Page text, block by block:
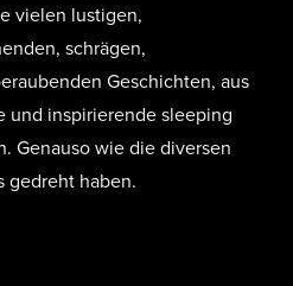
vielen lustigen,
schrägen,
Geschichten, aus
und inspirierende sleeping
Genauso wie die diversen
gedreht haben.